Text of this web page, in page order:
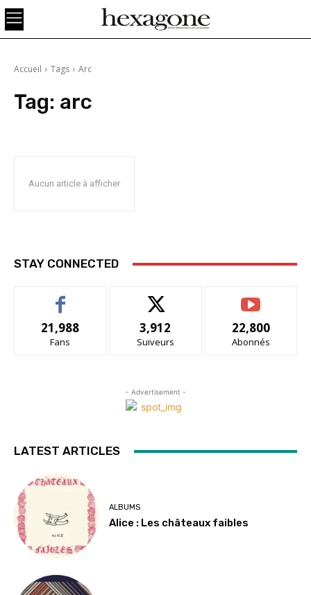
Accueil Tags Arc
Tag: arc
Aucun article à afficher
STAY CONNECTED
21,988
Fans
3,912
Suiveurs
22,800
Abonnés
- Advertisement -
LATEST ARTICLES
ALBUMS
Alice : Les châteaux faibles